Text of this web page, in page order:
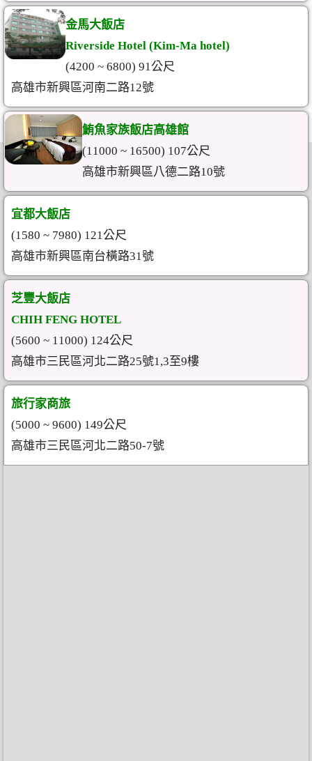
金馬大飯店
Riverside Hotel (Kim-Ma hotel)
(4200 ~ 6800) 91公尺
高雄市新興區河南二路12號
鮪魚家族飯店高雄館
(11000 ~ 16500) 107公尺
高雄市新興區八德二路10號
宜都大飯店
(1580 ~ 7980) 121公尺
高雄市新興區南台橫路31號
芝豐大飯店
CHIH FENG HOTEL
(5600 ~ 11000) 124公尺
高雄市三民區河北二路25號1,3至9樓
旅行家商旅
(5000 ~ 9600) 149公尺
高雄市三民區河北二路50-7號